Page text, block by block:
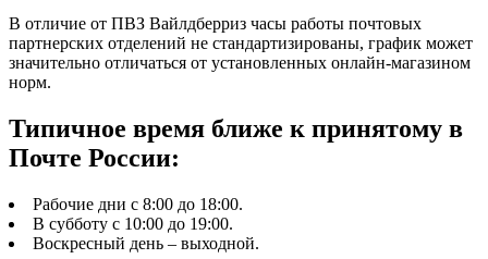
В отличие от ПВЗ Вайлдберриз часы работы почтовых
партнерских отделений не стандартизированы, график может
значительно отличаться от установленных онлайн-магазином
норм.
Типичное время ближе к принятому в
Почте России:
Рабочие дни с 8:00 до 18:00.
В субботу с 10:00 до 19:00.
Воскресный день – выходной.